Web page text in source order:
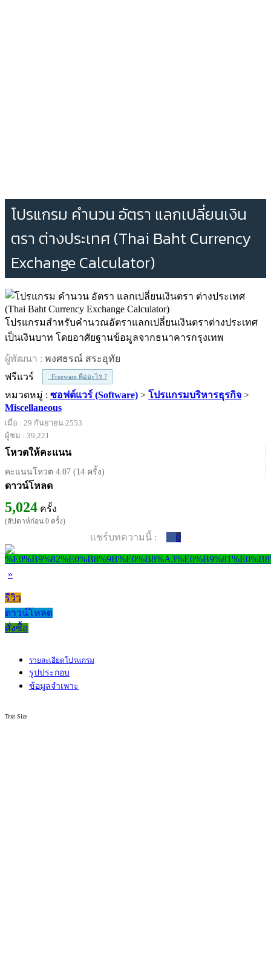
โปรแกรม คำนวน อัตรา แลกเปลี่ยนเงิน
ตรา ต่างประเทศ (Thai Baht Currency
Exchange Calculator)
โปรแกรมสำหรับคำนวณอัตราแลกเปลี่ยนเงินตราต่างประเทศ
เป็นเงินบาท โดยอาศัยฐานข้อมูลจากธนาคารกรุงเทพ
ผู้พัฒนา : พงศธรณ์ สระอุทัย
ฟรีแวร์
Freeware คืออะไร ?
หมวดหมู่ : ซอฟต์แวร์ (Software) > โปรแกรมบริหารธุรกิจ >
Miscellaneous
เมื่อ : 29 กันยายน 2553
ผู้ชม : 39,221
โหวตให้คะแนน
คะแนนโหวต 4.07 (14 ครั้ง)
ดาวน์โหลด
5,024 ครั้ง
(สัปดาห์ก่อน 0 ครั้ง)
แชร์บทความนี้ : 0
»
รีวิว
ดาวน์โหลด
สั่งซื้อ
รายละเอียดโปรแกรม
รูปประกอบ
ข้อมูลจำเพาะ
Text Size